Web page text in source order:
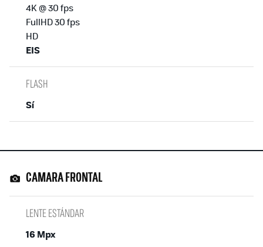
4K @ 30 fps
FullHD 30 fps
HD
EIS
FLASH
Sí
CAMARA FRONTAL
LENTE ESTÁNDAR
16 Mpx